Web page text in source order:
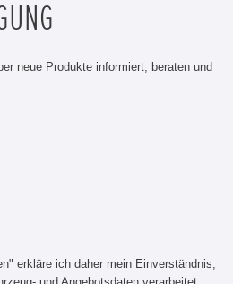
neue Produkte informiert, beraten und
erkläre ich daher mein Einverständnis,